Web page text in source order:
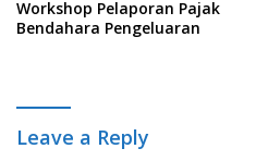
Workshop Pelaporan Pajak
Bendahara Pengeluaran
Leave a Reply